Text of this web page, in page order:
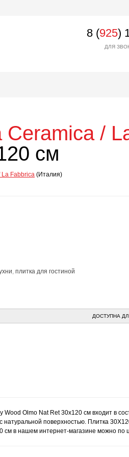
8 (925)
ДЛЯ
Ceramica /
см
La Fabbrica (Италия)
, плитка для гостиной
ДОСТУПНА
Olmo Nat Ret 30x120 см входит в
поверхностью. Плитка
см в нашем интернет-магазине можно по